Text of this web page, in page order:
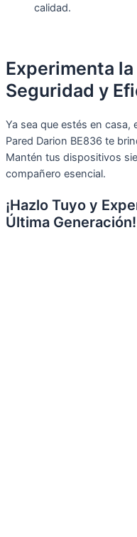
calidad.
Experimenta
Seguridad y
Ya sea que estés en casa,
Pared Darion BE836 te
Mantén tus dispositivos
compañero esencial.
¡Hazlo Tuyo y
Última Generación!